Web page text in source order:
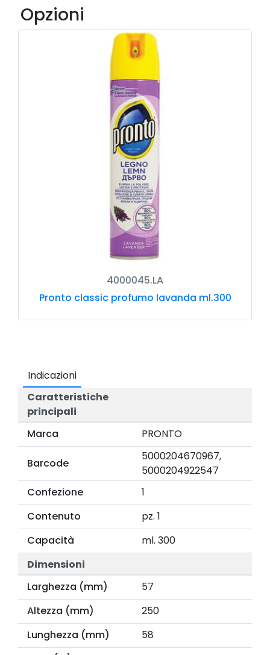
Opzioni
4000045.LA
Pronto classic profumo lavanda ml.300
Indicazioni
Caratteristiche
principali
Marca
PRONTO
Barcode
5000204670967,
5000204922547
Confezione
1
Contenuto
pz. 1
Capacità
ml. 300
Dimensioni
Larghezza (mm)
57
Altezza (mm)
250
Lunghezza (mm)
58